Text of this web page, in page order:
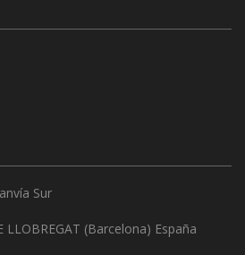
Sur
LLOBREGAT (Barcelona) España